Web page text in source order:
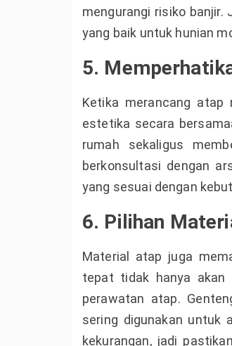
mengurangi risiko banjir.
yang baik untuk hunian
5.
Ketika merancang atap
estetika secara
rumah sekaligus
berkonsultasi dengan
yang sesuai dengan
6. Pilihan
Material atap juga
tepat tidak hanya akan
perawatan atap.
sering digunakan untuk
kekurangan, jadi